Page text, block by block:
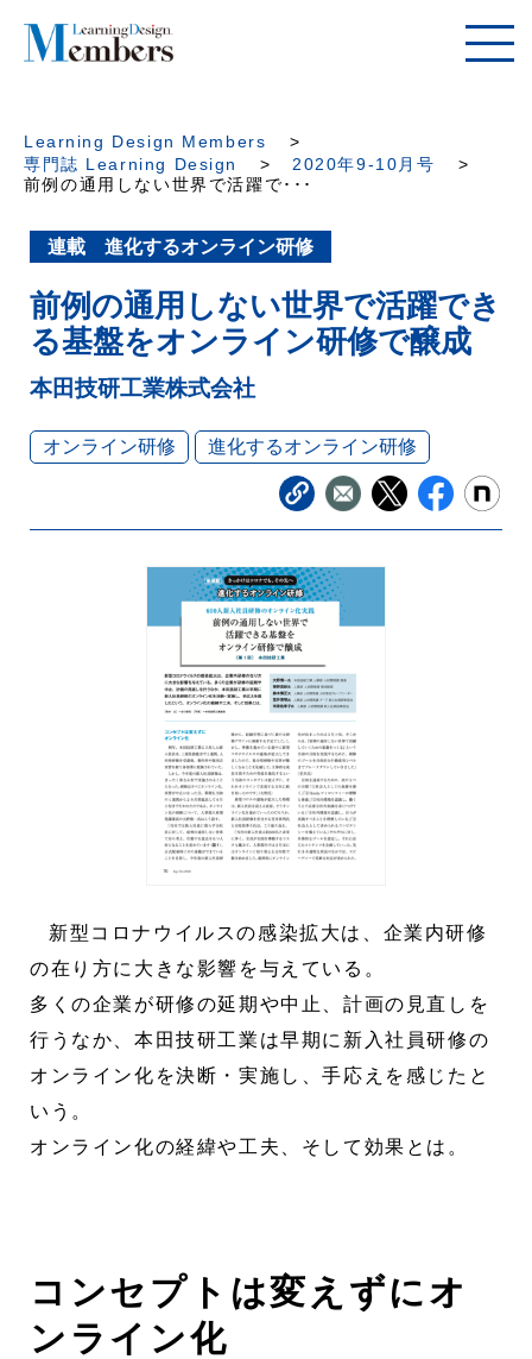
Learning Design Members
専門誌 Learning Design
2020年9-10月号
前例の通用しない世界で活躍で･･･
連載 進化するオンライン研修
前例の通用しない世界で活躍でき
る基盤をオンライン研修で醸成
本田技研工業株式会社
オンライン研修 進化するオンライン研修
新型コロナウイルスの感染拡大は、企業内研修
の在り方に大きな影響を与えている。
多くの企業が研修の延期や中止、計画の見直しを
行うなか、本田技研工業は早期に新入社員研修の
オンライン化を決断・実施し、手応えを感じたと
いう。
オンライン化の経緯や工夫、そして効果とは。
コンセプトは変えずにオ
ンライン化